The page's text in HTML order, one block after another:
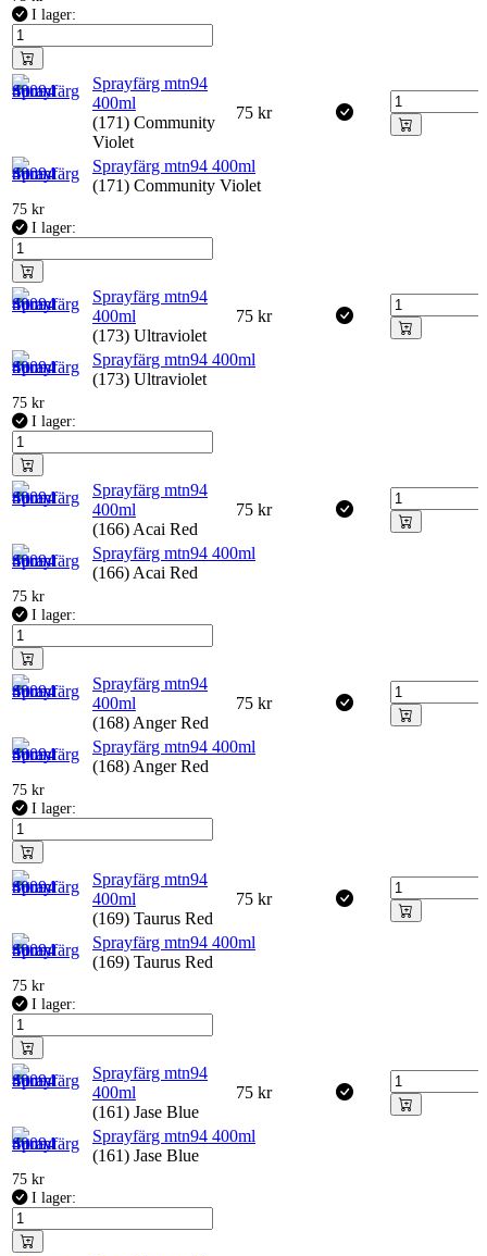
I lager:
Sprayfärg mtn94
400ml
(171) Community
Violet
75 kr
Sprayfärg mtn94 400ml
(171) Community Violet
75 kr
I lager:
Sprayfärg mtn94
400ml
(173) Ultraviolet
75 kr
Sprayfärg mtn94 400ml
(173) Ultraviolet
75 kr
I lager:
Sprayfärg mtn94
400ml
(166) Acai Red
75 kr
Sprayfärg mtn94 400ml
(166) Acai Red
75 kr
I lager:
Sprayfärg mtn94
400ml
(168) Anger Red
75 kr
Sprayfärg mtn94 400ml
(168) Anger Red
75 kr
I lager:
Sprayfärg mtn94
400ml
(169) Taurus Red
75 kr
Sprayfärg mtn94 400ml
(169) Taurus Red
75 kr
I lager:
Sprayfärg mtn94
400ml
(161) Jase Blue
75 kr
Sprayfärg mtn94 400ml
(161) Jase Blue
75 kr
I lager: